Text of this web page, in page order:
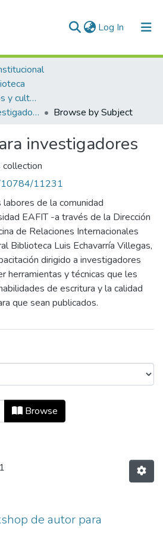
Log In (current)
Eventos académicos y culturales
Formación para investigadores
Browse by Subject
investigadores
10784/11231
de la comunidad
EAFIT -a través de la Dirección
de Relaciones Internacionales
Biblioteca Luis Echavarría Villegas,
dirigido a investigadores
herramientas y técnicas que les
de escritura y la calidad
que sean publicados.
para
Browse
de autor para